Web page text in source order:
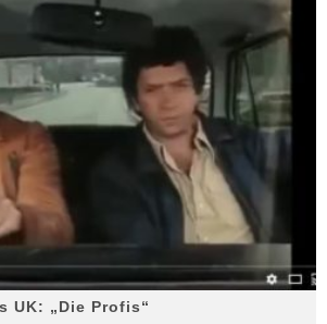
UK: „Die Profis“